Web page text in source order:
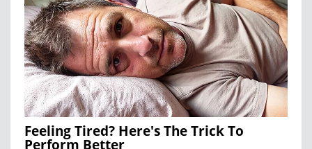
Feeling Tired? Here's The Trick To
Perform Better